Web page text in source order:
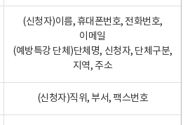
(신청자)이름, 휴대폰번호, 전화번호,
이메일
(예방특강 단체)단체명, 신청자, 단체구분,
지역, 주소
(신청자)직위, 부서, 팩스번호